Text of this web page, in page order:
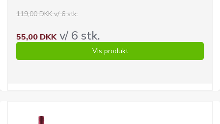
119,00 DKK v/ 6 stk.
55,00 DKKv/ 6 stk.
Vis produkt